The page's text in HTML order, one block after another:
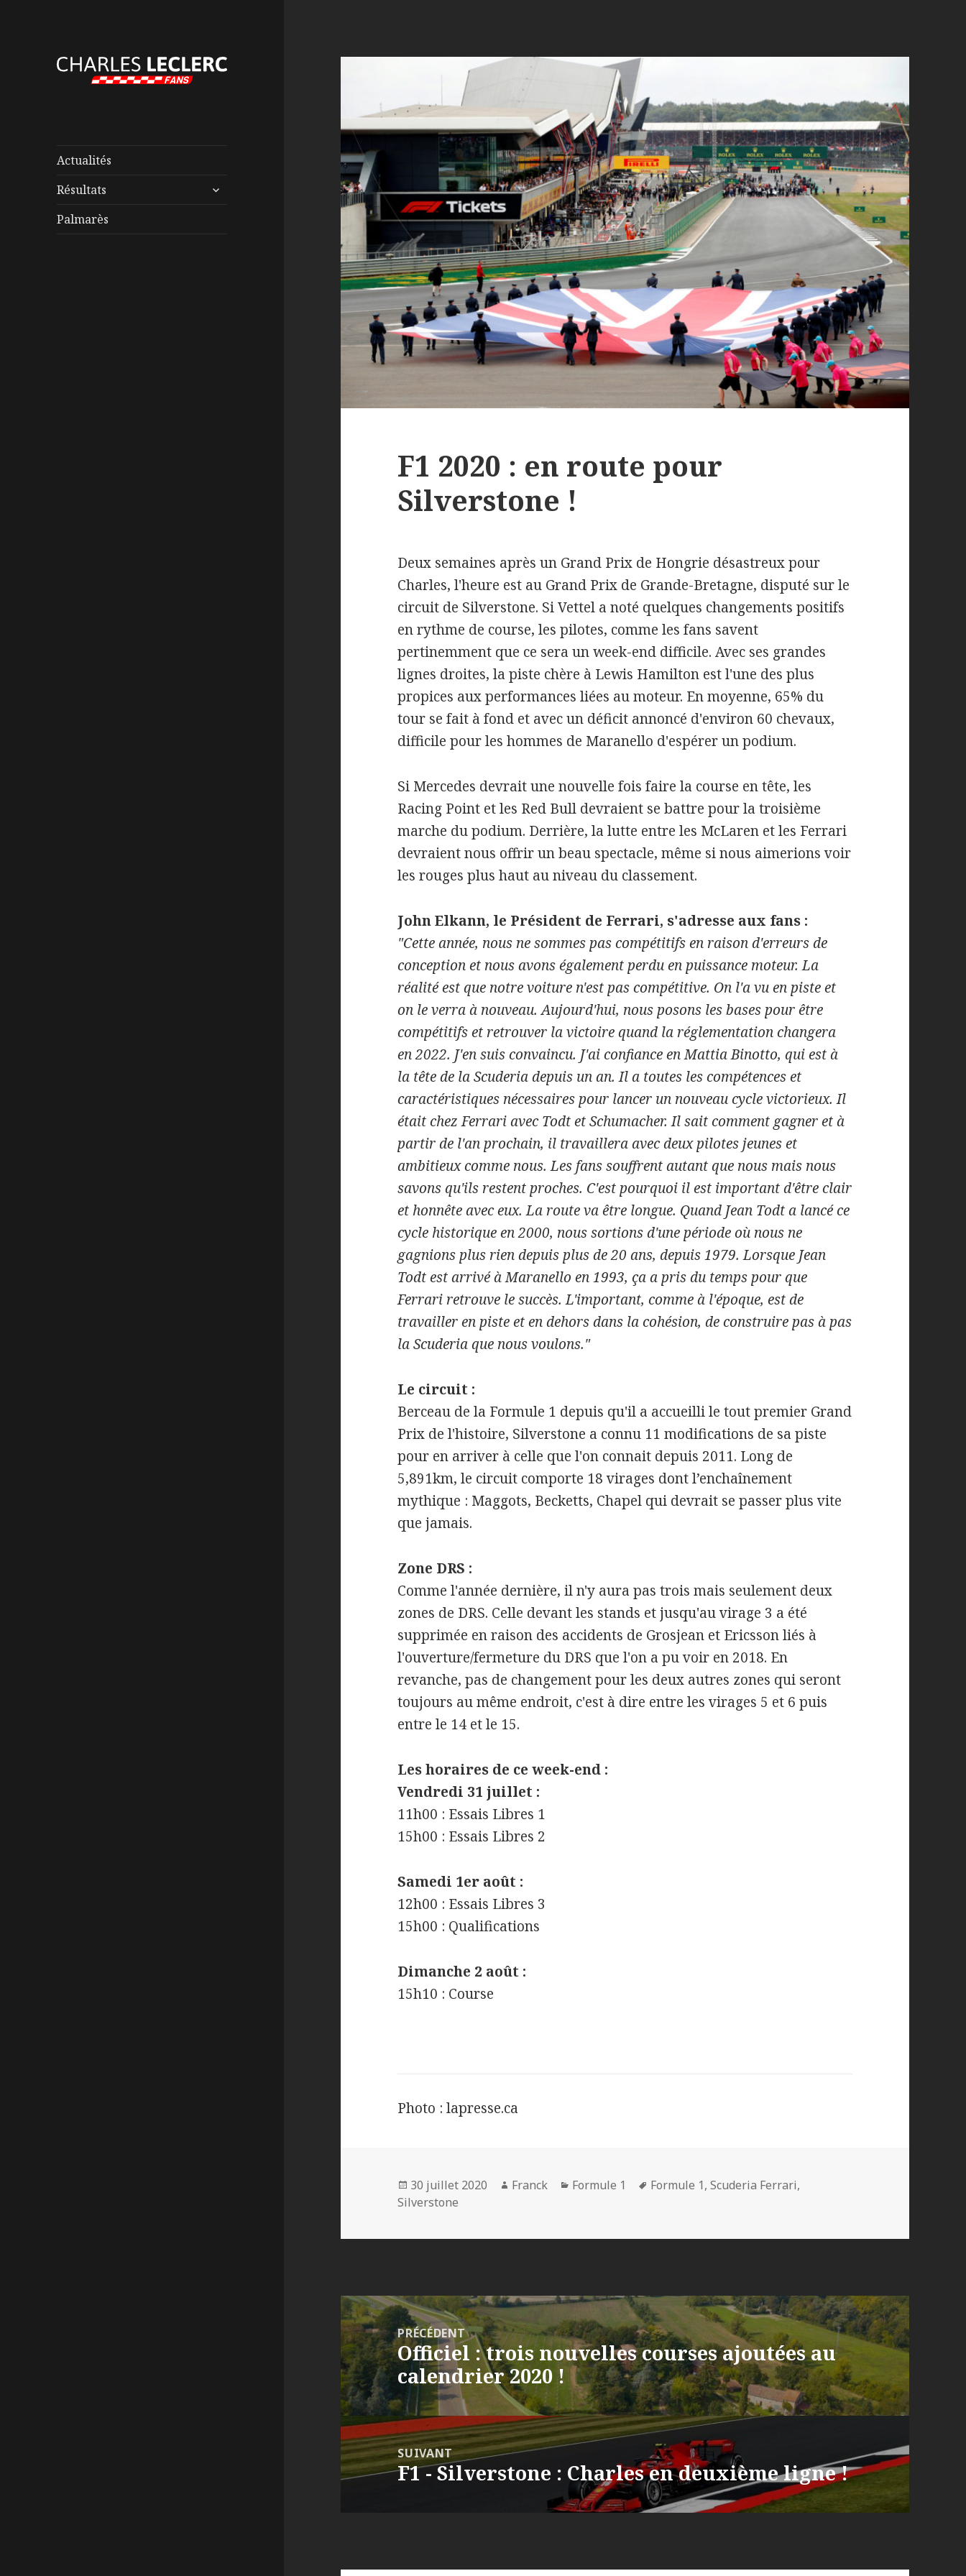
Actualités
Résultats
ouvrir
Palmarès
F1 2020 : en route pour
Silverstone !
Deux semaines après un Grand Prix de Hongrie désastreux pour
Charles, l'heure est au Grand Prix de Grande-Bretagne, disputé sur le
circuit de Silverstone. Si Vettel a noté quelques changements positifs
en rythme de course, les pilotes, comme les fans savent
pertinemment que ce sera un week-end difficile. Avec ses grandes
lignes droites, la piste chère à Lewis Hamilton est l'une des plus
propices aux performances liées au moteur. En moyenne, 65% du
tour se fait à fond et avec un déficit annoncé d'environ 60 chevaux,
difficile pour les hommes de Maranello d'espérer un podium.
Si Mercedes devrait une nouvelle fois faire la course en tête, les
Racing Point et les Red Bull devraient se battre pour la troisième
marche du podium. Derrière, la lutte entre les McLaren et les Ferrari
devraient nous offrir un beau spectacle, même si nous aimerions voir
les rouges plus haut au niveau du classement.
John Elkann, le Président de Ferrari, s'adresse aux fans :
"Cette année, nous ne sommes pas compétitifs en raison d'erreurs de
conception et nous avons également perdu en puissance moteur. La
réalité est que notre voiture n'est pas compétitive. On l'a vu en piste et
on le verra à nouveau. Aujourd'hui, nous posons les bases pour être
compétitifs et retrouver la victoire quand la réglementation changera
en 2022. J'en suis convaincu. J'ai confiance en Mattia Binotto, qui est à
la tête de la Scuderia depuis un an. Il a toutes les compétences et
caractéristiques nécessaires pour lancer un nouveau cycle victorieux. Il
était chez Ferrari avec Todt et Schumacher. Il sait comment gagner et à
partir de l'an prochain, il travaillera avec deux pilotes jeunes et
ambitieux comme nous. Les fans souffrent autant que nous mais nous
savons qu'ils restent proches. C'est pourquoi il est important d'être clair
et honnête avec eux. La route va être longue. Quand Jean Todt a lancé ce
cycle historique en 2000, nous sortions d'une période où nous ne
gagnions plus rien depuis plus de 20 ans, depuis 1979. Lorsque Jean
Todt est arrivé à Maranello en 1993, ça a pris du temps pour que
Ferrari retrouve le succès. L'important, comme à l'époque, est de
travailler en piste et en dehors dans la cohésion, de construire pas à pas
la Scuderia que nous voulons."
Le circuit :
Berceau de la Formule 1 depuis qu'il a accueilli le tout premier Grand
Prix de l'histoire, Silverstone a connu 11 modifications de sa piste
pour en arriver à celle que l'on connait depuis 2011. Long de
5,891km, le circuit comporte 18 virages dont l’enchaînement
mythique : Maggots, Becketts, Chapel qui devrait se passer plus vite
que jamais.
Zone DRS :
Comme l'année dernière, il n'y aura pas trois mais seulement deux
zones de DRS. Celle devant les stands et jusqu'au virage 3 a été
supprimée en raison des accidents de Grosjean et Ericsson liés à
l'ouverture/fermeture du DRS que l'on a pu voir en 2018. En
revanche, pas de changement pour les deux autres zones qui seront
toujours au même endroit, c'est à dire entre les virages 5 et 6 puis
entre le 14 et le 15.
Les horaires de ce week-end :
Vendredi 31 juillet :
11h00 : Essais Libres 1
15h00 : Essais Libres 2
Samedi 1er août :
12h00 : Essais Libres 3
15h00 : Qualifications
Dimanche 2 août :
15h10 : Course
Photo : lapresse.ca
Publié
le
30 juillet 2020 Auteur
Franck Catégories
Formule 1
Mots-
Formule 1,Scuderia Ferrari,
Silverstone
Navigation
de
l’article
PRÉCÉDENT
Article
précédent :
Officiel : trois nouvelles courses ajoutées au
calendrier 2020 !
SUIVANT
Article
F1 - Silverstone : Charles en deuxième ligne !